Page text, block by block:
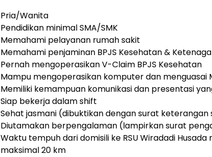
Pria/Wanita
Pendidikan minimal SMA/SMK
Memahami pelayanan rumah sakit
Memahami penjaminan BPJS Kesehatan &
Pernah mengoperasikan V-Claim BPJS Kesehatan
Mampu mengoperasikan komputer dan menguasai
Memiliki kemampuan komunikasi dan presentasi
Siap bekerja dalam shift
Sehat jasmani (dibuktikan dengan surat keterangan
Diutamakan berpengalaman (lampirkan surat
Waktu tempuh dari domisili ke RSU Wiradadi
maksimal 20 km